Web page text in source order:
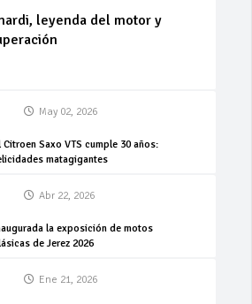
leyenda del motor y
May 02, 2026
Citroen Saxo VTS cumple 30 años:
matagigantes
Abr 22, 2026
la exposición de motos
de Jerez 2026
Ene 21, 2026